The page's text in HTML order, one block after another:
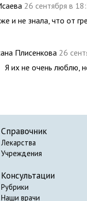
26 сентября в
и не знала, что от
Плисенкова 26
Я их не очень люблю,
Справочник
Лекарства
Учреждения
Консультации
Рубрики
Наши врачи